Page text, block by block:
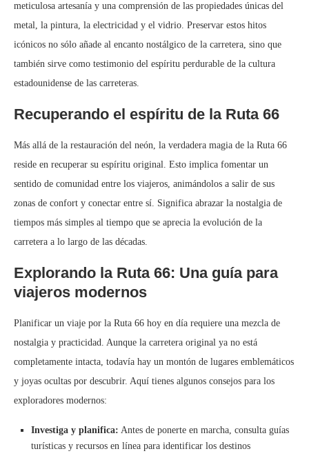
meticulosa artesanía y una comprensión de las propiedades únicas del
metal, la pintura, la electricidad y el vidrio. Preservar estos hitos
icónicos no sólo añade al encanto nostálgico de la carretera, sino que
también sirve como testimonio del espíritu perdurable de la cultura
estadounidense de las carreteras.
Recuperando el espíritu de la Ruta 66
Más allá de la restauración del neón, la verdadera magia de la Ruta 66
reside en recuperar su espíritu original. Esto implica fomentar un
sentido de comunidad entre los viajeros, animándolos a salir de sus
zonas de confort y conectar entre sí. Significa abrazar la nostalgia de
tiempos más simples al tiempo que se aprecia la evolución de la
carretera a lo largo de las décadas.
Explorando la Ruta 66: Una guía para
viajeros modernos
Planificar un viaje por la Ruta 66 hoy en día requiere una mezcla de
nostalgia y practicidad. Aunque la carretera original ya no está
completamente intacta, todavía hay un montón de lugares emblemáticos
y joyas ocultas por descubrir. Aquí tienes algunos consejos para los
exploradores modernos:
Investiga y planifica: Antes de ponerte en marcha, consulta guías
turísticas y recursos en línea para identificar los destinos